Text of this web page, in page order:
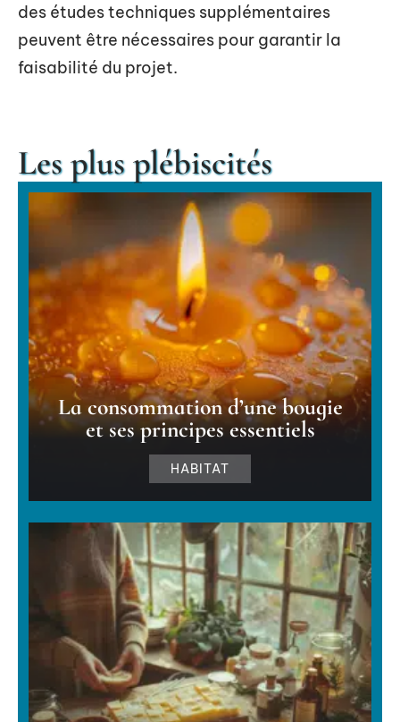
des études techniques supplémentaires
peuvent être nécessaires pour garantir la
faisabilité du projet.
Les plus plébiscités
La consommation d’une bougie
et ses principes essentiels
HABITAT